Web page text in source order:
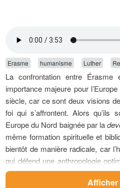
Erasme humanisme Luther
La confrontation entre
importance majeure pour
siècle, car ce sont deux visions
foi qui s’affrontent. Alors qu’ils
Europe du Nord baignée par la
même formation spirituelle et
bientôt de manière radicale, car
qui défend une anthropologie
le désespoir de la Réforme. En
pour les écrits d’Origène et de
Afficher